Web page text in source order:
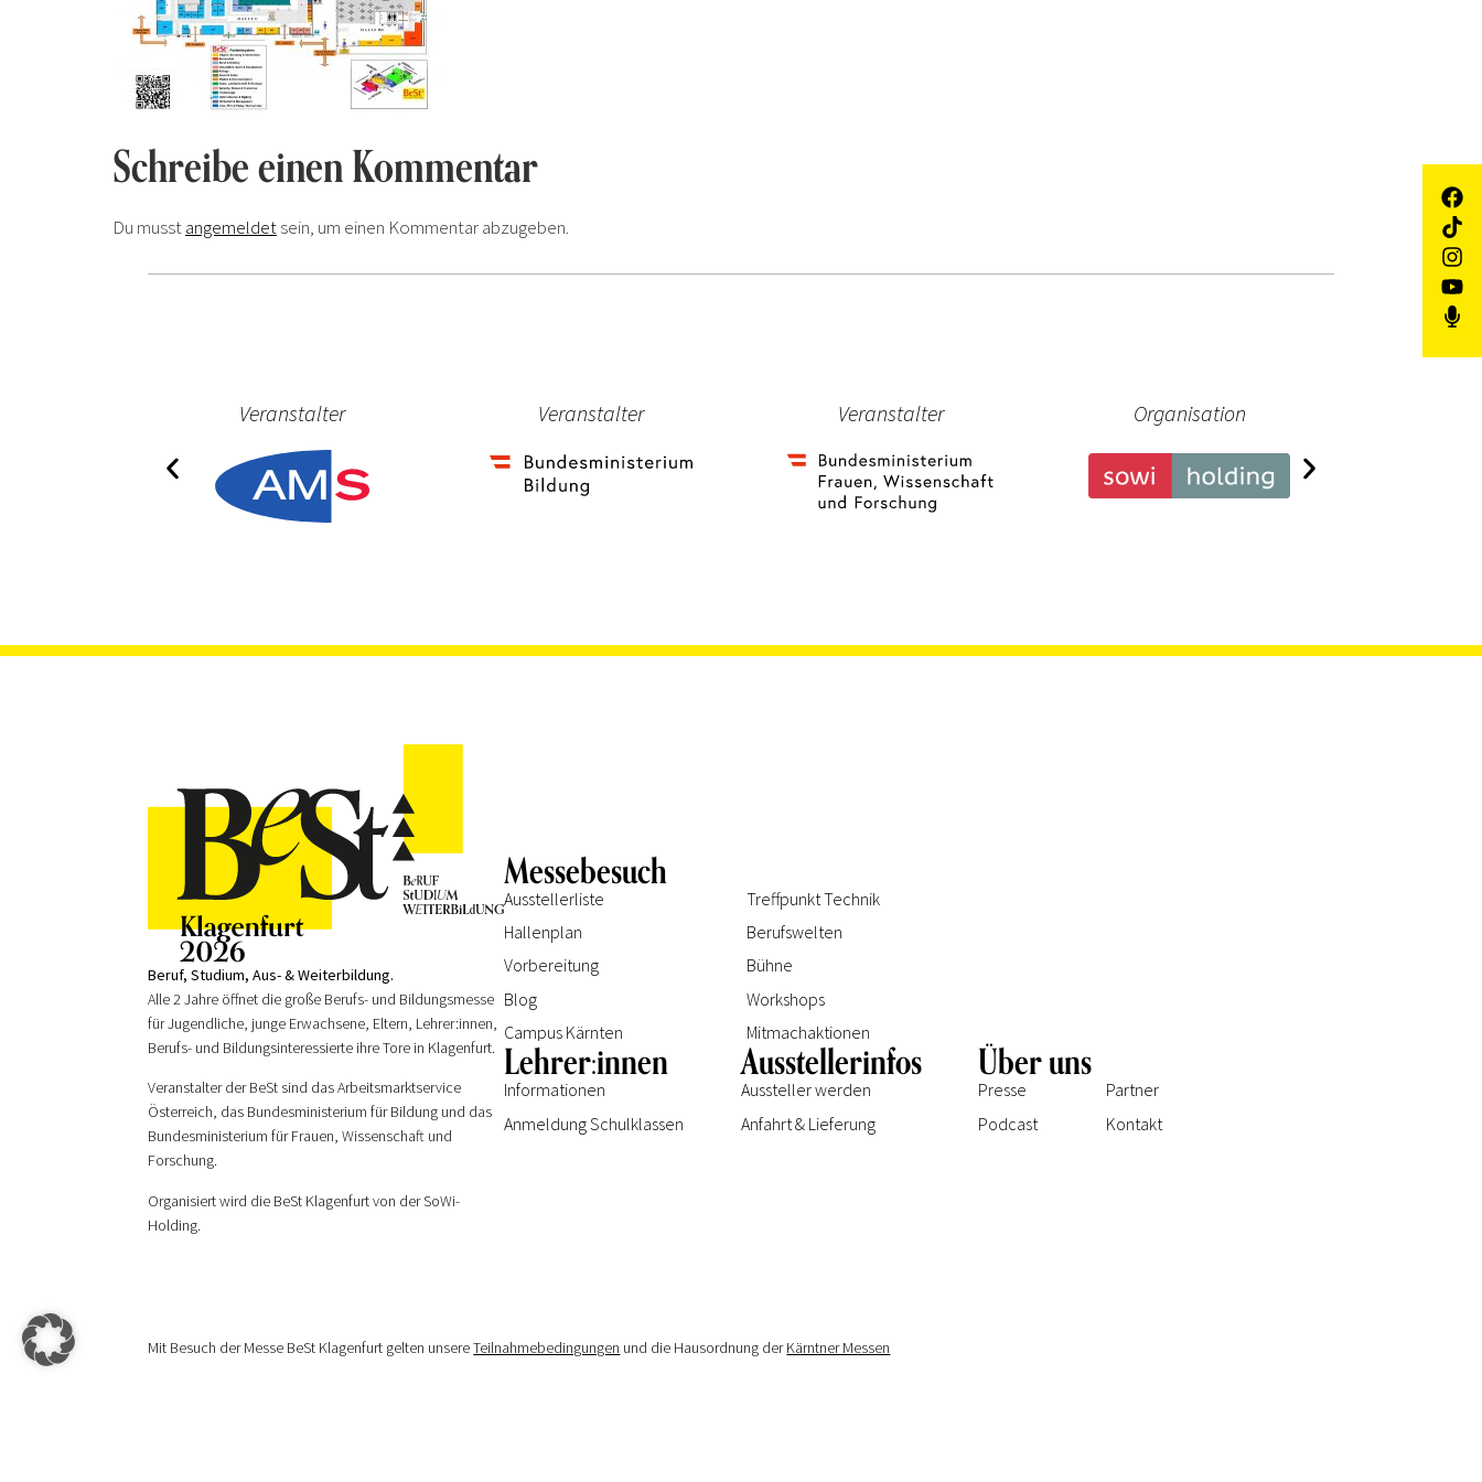
Schreibe einen Kommentar
Du musstangemeldetsein, um einen Kommentar abzugeben.
Veranstalter Veranstalter Veranstalter Organisation
Beruf, Studium, Aus- & Weiterbildung.
Alle 2 Jahre öffnet die große Berufs- und Bildungsmesse
für Jugendliche, junge Erwachsene, Eltern, Lehrer:innen,
Berufs- und Bildungsinteressierte ihre Tore in Klagenfurt.
Veranstalter der BeSt sind das Arbeitsmarktservice
Österreich, das Bundesministerium für Bildung und das
Bundesministerium für Frauen, Wissenschaft und
Forschung.
Organisiert wird die BeSt Klagenfurt von der SoWi-
Holding.
Messebesuch
Ausstellerliste
Hallenplan
Vorbereitung
Blog
Campus Kärnten
Treffpunkt Technik
Berufswelten
Bühne
Workshops
Mitmachaktionen
Lehrer:innen
Informationen
Anmeldung Schulklassen
Ausstellerinfos
Aussteller werden
Anfahrt & Lieferung
Über uns
Presse
Podcast
Partner
Kontakt
Mit Besuch der Messe BeSt Klagenfurt gelten unsereTeilnahmebedingungen und die Hausordnung derKärntner Messen